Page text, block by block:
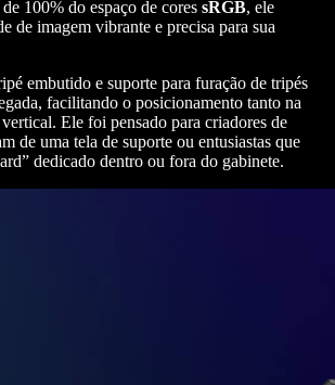
100% do espaço de cores sRGB, ele
de imagem vibrante e precisa para sua
embutido e suporte para furação de tripés
facilitando o posicionamento tanto na
Ele foi pensado para criadores de
de uma tela de suporte ou entusiastas que
dedicado dentro ou fora do gabinete.